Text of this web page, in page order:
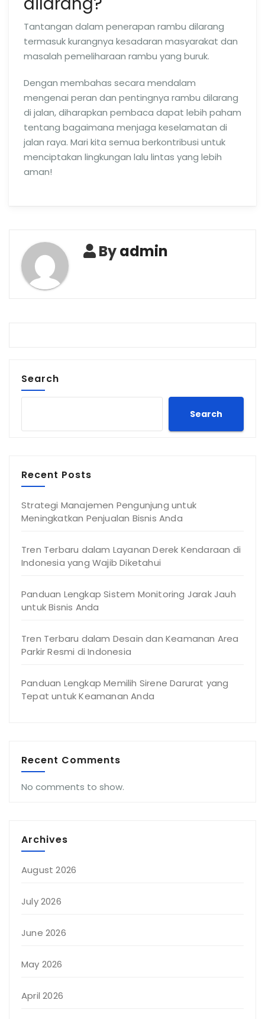
Tantangan dalam penerapan rambu dilarang
termasuk kurangnya kesadaran masyarakat dan
masalah pemeliharaan rambu yang buruk.
Dengan membahas secara mendalam
mengenai peran dan pentingnya rambu dilarang
di jalan, diharapkan pembaca dapat lebih paham
tentang bagaimana menjaga keselamatan di
jalan raya. Mari kita semua berkontribusi untuk
menciptakan lingkungan lalu lintas yang lebih
aman!
Byadmin
Search
Search
Recent Posts
Strategi Manajemen Pengunjung untuk
Meningkatkan Penjualan Bisnis Anda
Tren Terbaru dalam Layanan Derek Kendaraan di
Indonesia yang Wajib Diketahui
Panduan Lengkap Sistem Monitoring Jarak Jauh
untuk Bisnis Anda
Tren Terbaru dalam Desain dan Keamanan Area
Parkir Resmi di Indonesia
Panduan Lengkap Memilih Sirene Darurat yang
Tepat untuk Keamanan Anda
Recent Comments
No comments to show.
Archives
August 2026
July 2026
June 2026
May 2026
April 2026